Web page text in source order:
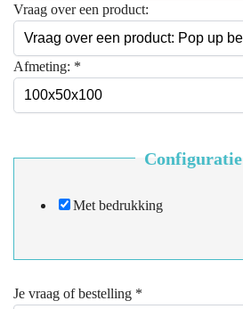
Vraag over een product:
Afmeting: *
Configuratie
Met bedrukking
Je vraag of bestelling *